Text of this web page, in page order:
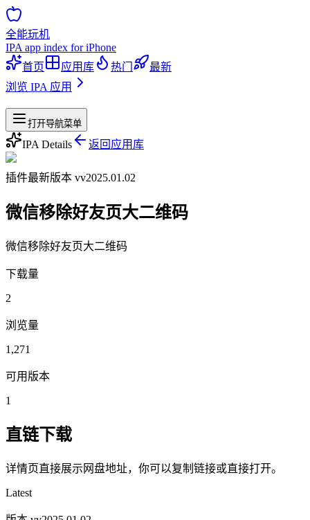
全能玩机
IPA app index for iPhone
首页
应用库 热门
最新
浏览 IPA 应用
站点导航
打开导航菜单
IPA Details 返回应用库
插件最新版本 vv2025.01.02
微信移除好友页大二维码
微信移除好友页大二维码
下载量
2
浏览量
1,271
可用版本
1
直链下载
详情页直接展示网盘地址，你可以复制链接或直接打开。
Latest